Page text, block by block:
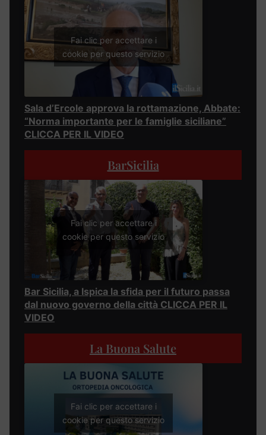
Fai clic per accettare i
cookie per questo servizio
Sala d’Ercole approva la rottamazione, Abbate:
“Norma importante per le famiglie siciliane”
CLICCA PER IL VIDEO
BarSicilia
Fai clic per accettare i
cookie per questo servizio
Bar Sicilia, a Ispica la sfida per il futuro passa
dal nuovo governo della città CLICCA PER IL
VIDEO
La Buona Salute
Fai clic per accettare i
cookie per questo servizio